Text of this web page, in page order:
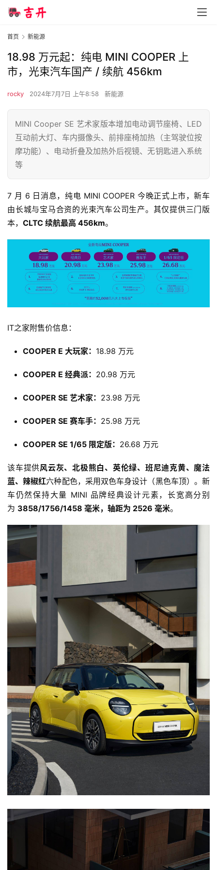
首页 新能源
18.98 万元起：纯电 MINI COOPER 上
市，光束汽车国产 / 续航 456km
rocky 2024年7月7日 上午8:58 新能源
MINI Cooper SE 艺术家版本增加电动调节座椅、LED
互动前大灯、车内摄像头、前排座椅加热（主驾驶位按
摩功能）、电动折叠及加热外后视镜、无钥匙进入系统
等
7 月 6 日消息，纯电 MINI COOPER 今晚正式上市，新车
由长城与宝马合资的光束汽车公司生产。其仅提供三门版
本， CLTC 续航最高 456km。
IT之家附售价信息：
COOPER E 大玩家： 18.98 万元
COOPER E 经典派： 20.98 万元
COOPER SE 艺术家： 23.98 万元
COOPER SE 赛车手： 25.98 万元
COOPER SE 1/65 限定版： 26.68 万元
该车提供风云灰、北极熊白、英伦绿、班尼迪克黄、魔法
蓝、辣椒红六种配色，采用双色车身设计（黑色车顶）。新
车仍然保持大量 MINI 品牌经典设计元素，长宽高分别
为 3858/1756/1458 毫米，轴距为 2526 毫米。